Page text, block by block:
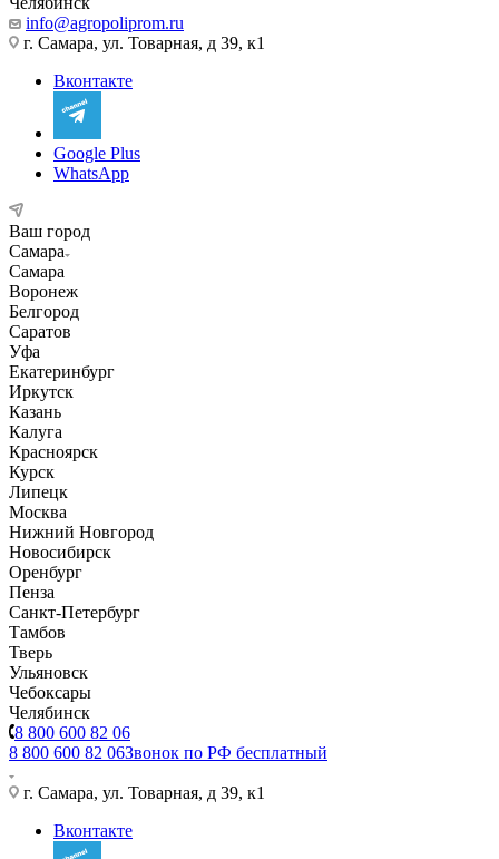
info@agropoliprom.ru
г. Самара, ул. Товарная, д 39, к1
Вконтакте
Google Plus
WhatsApp
Ваш город
Самара
Самара
Воронеж
Белгород
Саратов
Уфа
Екатеринбург
Иркутск
Казань
Калуга
Красноярск
Курск
Липецк
Москва
Нижний Новгород
Новосибирск
Оренбург
Пенза
Санкт-Петербург
Тамбов
Тверь
Ульяновск
Чебоксары
Челябинск
8 800 600 82 06
8 800 600 82 06Звонок по РФ бесплатный
г. Самара, ул. Товарная, д 39, к1
Вконтакте